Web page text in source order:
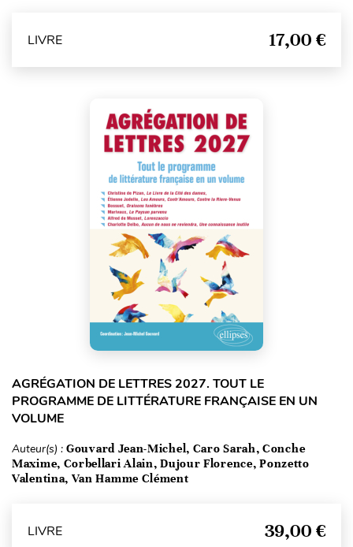
LIVRE 17,00 €
AGRÉGATION DE LETTRES 2027. TOUT LE
PROGRAMME DE LITTÉRATURE FRANÇAISE EN UN
VOLUME
Auteur(s) : Gouvard Jean-Michel, Caro Sarah, Conche
Maxime, Corbellari Alain, Dujour Florence, Ponzetto
Valentina, Van Hamme Clément
LIVRE 39,00 €